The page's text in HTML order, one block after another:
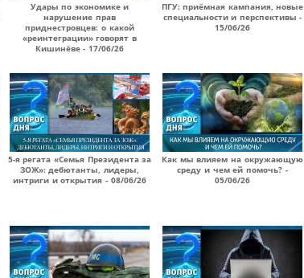
Удары по экономике и
нарушение прав
приднестровцев: о какой
«реинтеграции» говорят в
Кишинёве - 17/06/26
ПГУ: приёмная кампания, новые
специальности и перспективы -
15/06/26
5-я регата «Семья Президента за
ЗОЖ»: дебютанты, лидеры,
интриги и открытия - 08/06/26
Как мы влияем на окружающую
среду и чем ей помочь? -
05/06/26